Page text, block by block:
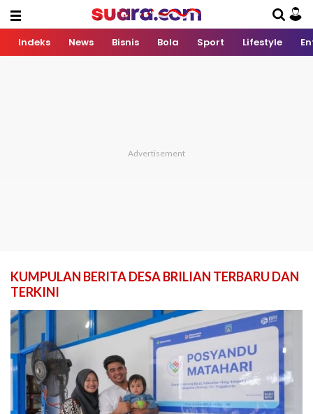
Indeks News Bisnis Bola Sport Lifestyle
KUMPULAN BERITA DESA BRILIAN TERBARU DAN
TERKINI